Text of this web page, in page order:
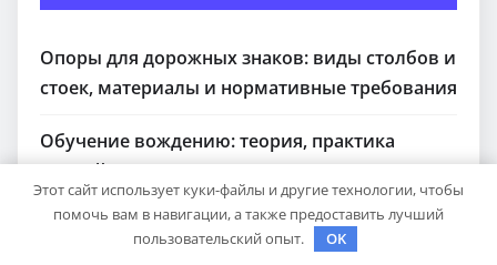
Опоры для дорожных знаков: виды столбов и
стоек, материалы и нормативные требования
Обучение вождению: теория, практика
первой передачи и подготовка к экзаменам
Английский для школьников: как учить язык
Этот сайт использует куки-файлы и другие технологии, чтобы
помочь вам в навигации, а также предоставить лучший
пользовательский опыт.
OK